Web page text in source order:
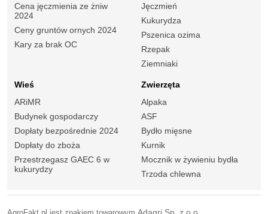
Cena jęczmienia ze żniw
2024
Ceny gruntów ornych 2024
Kary za brak OC
Jęczmień
Kukurydza
Pszenica ozima
Rzepak
Ziemniaki
Wieś
ARiMR
Budynek gospodarczy
Dopłaty bezpośrednie 2024
Dopłaty do zboża
Przestrzegasz GAEC 6 w
kukurydzy
Zwierzęta
Alpaka
ASF
Bydło mięsne
Kurnik
Mocznik w żywieniu bydła
Trzoda chlewna